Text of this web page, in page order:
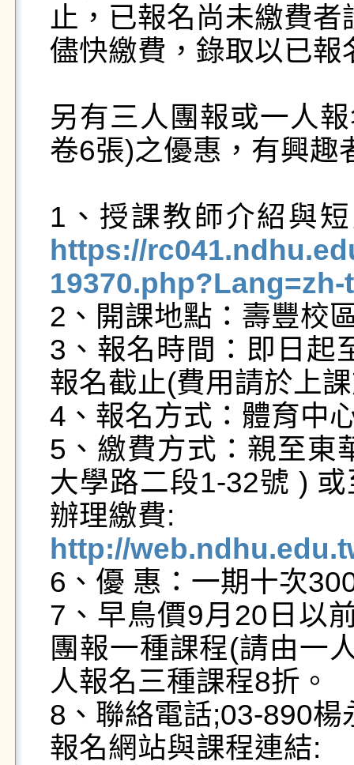
止，已報名尚未繳費者
儘快繳費，錄取以已
另有三人團報或一人
卷6張)之優惠，有興趣
https://
19370.php?Lang=zh-
2、開課地點：壽豐校
3、報名時間：即日起
報名截止(費用請於上
4、報名方式：體育中
5、繳費方式：親至東
大學路二段1-32號 )
http://
6、優 惠：一期十次
7、早鳥價9月20日以
團報一種課程(請由一
人報名三種課程8折。
8、聯絡電話;03-890
報名網站與課程連結: